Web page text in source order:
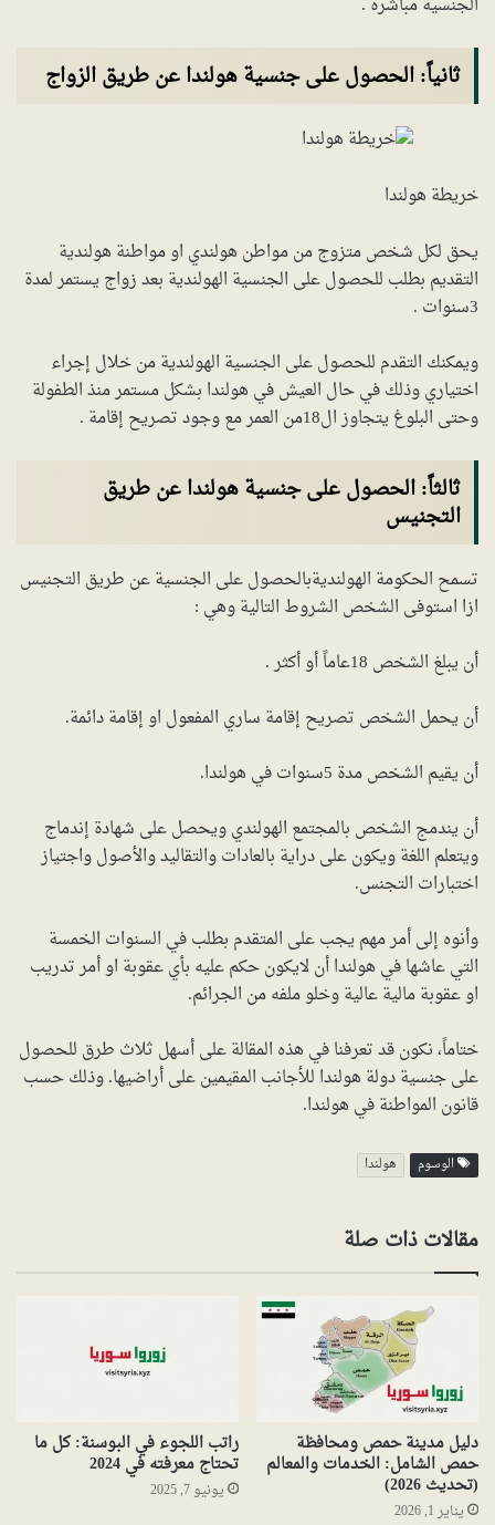
ثانياً: الحصول على جنسية هولندا عن طريق الزواج
خريطة هولندا
يحق لكل شخص متزوج من مواطن هولندي او مواطنة هولندية
التقديم بطلب للحصول على الجنسية الهولندية بعد زواج يستمر لمدة
3سنوات .
ويمكنك التقدم للحصول على الجنسية الهولندية من خلال إجراء
اختياري وذلك في حال العيش في هولندا بشكل مستمر منذ الطفولة
وحتى البلوغ يتجاوز ال18من العمر مع وجود تصريح إقامة .
ثالثاً: الحصول على جنسية هولندا عن طريق
التجنيس
تسمح الحكومة الهولنديةبالحصول على الجنسية عن طريق التجنيس
ازا استوفى الشخص الشروط التالية وهي :
أن يبلغ الشخص 18عاماً أو أكثر .
أن يحمل الشخص تصريح إقامة ساري المفعول او إقامة دائمة.
أن يقيم الشخص مدة 5سنوات في هولندا.
أن يندمج الشخص بالمجتمع الهولندي ويحصل على شهادة إندماج
ويتعلم اللغة ويكون على دراية بالعادات والتقاليد والأصول واجتياز
اختبارات التجنس.
وأنوه إلى أمر مهم يجب على المتقدم بطلب في السنوات الخمسة
التي عاشها في هولندا أن لايكون حكم عليه بأي عقوبة او أمر تدريب
او عقوبة مالية عالية وخلو ملفه من الجرائم.
ختاماً، نكون قد تعرفنا في هذه المقالة على أسهل ثلاث طرق للحصول
على جنسية دولة هولندا للأجانب المقيمين على أراضيها. وذلك حسب
قانون المواطنة في هولندا.
الوسوم هولندا
مقالات ذات صلة
دليل مدينة حمص ومحافظة
حمص الشامل: الخدمات والمعالم
(تحديث 2026)
يناير 1, 2026
راتب اللجوء في البوسنة: كل ما
تحتاج معرفته في 2024
يونيو 7, 2025